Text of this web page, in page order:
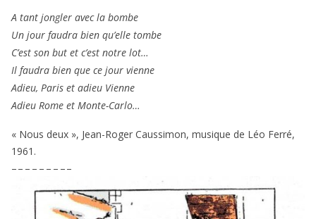
A tant jon­gler avec la bombe
Un jour fau­dra bien qu’elle tombe
C’est son but et c’est notre lot…
Il fau­dra bien que ce jour vienne
Adieu, Paris et adieu Vienne
Adieu Rome et Monte-Carlo…
« Nous deux », Jean-Roger Caussimon, musique de Léo Ferré,
1961 .
– – – – – – – – –